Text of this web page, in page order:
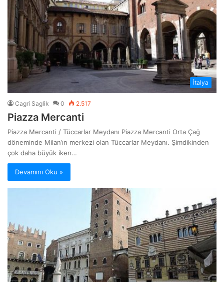
İtalya
Cagri Saglik 0 2.517
Piazza Mercanti
Piazza Mercanti / Tüccarlar Meydanı Piazza Mercanti Orta Çağ
döneminde Milan’ın merkezi olan Tüccarlar Meydanı. Şimdikinden
çok daha büyük iken…
Devamını Oku »